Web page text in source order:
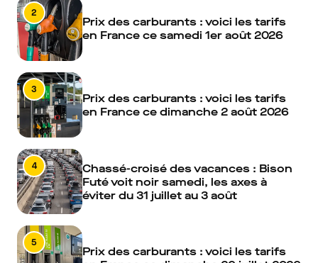
2
Prix des carburants : voici les tarifs
en France ce samedi 1er août 2026
3
Prix des carburants : voici les tarifs
en France ce dimanche 2 août 2026
4
Chassé-croisé des vacances : Bison
Futé voit noir samedi, les axes à
éviter du 31 juillet au 3 août
5
Prix des carburants : voici les tarifs